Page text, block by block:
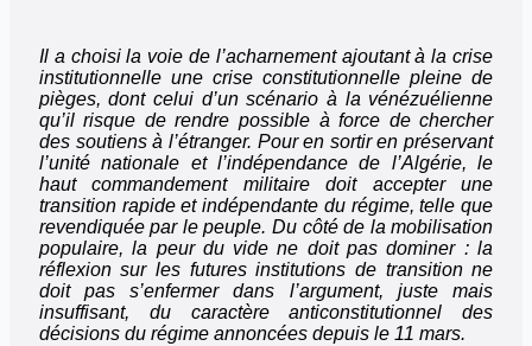
Il a choisi la voie de l’acharnement ajoutant à la crise
institutionnelle une crise constitutionnelle pleine de
pièges, dont celui d’un scénario à la vénézuélienne
qu’il risque de rendre possible à force de chercher
des soutiens à l’étranger. Pour en sortir en préservant
l’unité nationale et l’indépendance de l’Algérie, le
haut commandement militaire doit accepter une
transition rapide et indépendante du régime, telle que
revendiquée par le peuple. Du côté de la mobilisation
populaire, la peur du vide ne doit pas dominer : la
réflexion sur les futures institutions de transition ne
doit pas s’enfermer dans l’argument, juste mais
insuffisant, du caractère anticonstitutionnel des
décisions du régime annoncées depuis le 11 mars.